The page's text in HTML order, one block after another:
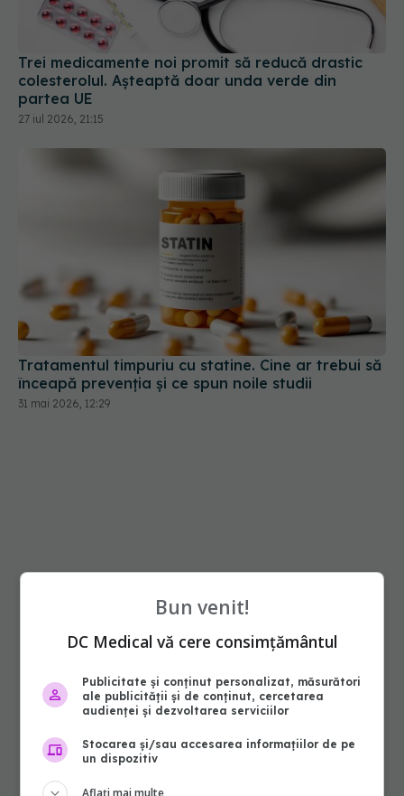
Trei medicamente noi promit să reducă drastic
colesterolul. Așteaptă doar unda verde din
partea UE
27 iul 2026, 21:15
Tratamentul timpuriu cu statine. Cine ar trebui să
înceapă prevenția și ce spun noile studii
31 mai 2026, 12:29
Bun venit!
DC Medical vă cere consimțământul
Publicitate și conținut personalizat, măsurători
ale publicității și de conținut, cercetarea
audienței și dezvoltarea serviciilor
Stocarea și/sau accesarea informațiilor de pe
un dispozitiv
Aflați mai multe